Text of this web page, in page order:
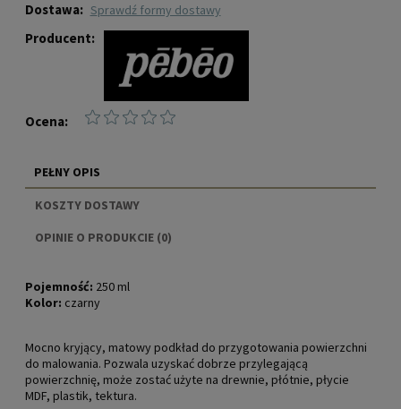
Dostawa:
sprawdź formy dostawy
Producent:
Ocena:
PEŁNY OPIS
KOSZTY DOSTAWY
CENA NIE ZAWIERA EWENTUALNYCH KOSZTÓW
OPINIE O PRODUKCIE (0)
Pojemność: 250 ml
Kolor: czarny
Mocno kryjący, matowy podkład do przygotowania powierzchni
do malowania. Pozwala uzyskać dobrze przylegającą
powierzchnię, może zostać użyte na drewnie, płótnie, płycie
MDF, plastik, tektura.